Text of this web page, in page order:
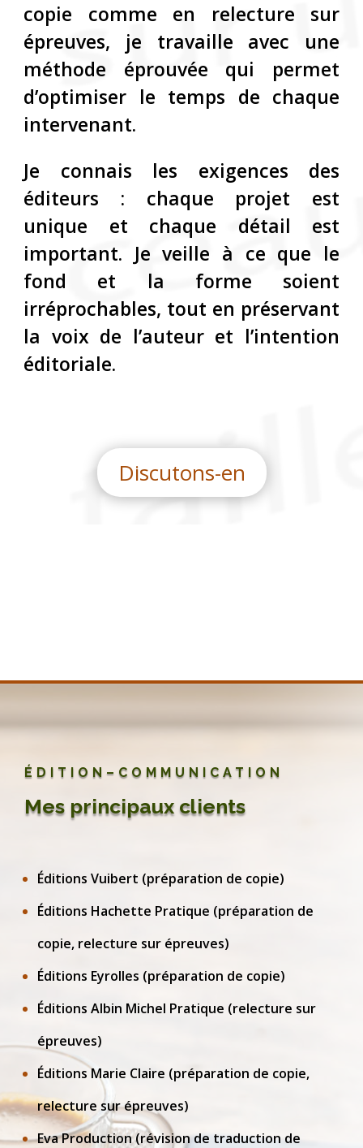
copie comme en relecture sur
épreuves, je travaille avec une
méthode éprouvée qui permet
d’optimiser le temps de chaque
intervenant.
Je connais les exigences des
éditeurs : chaque projet est
unique et chaque détail est
important. Je veille à ce que le
fond et la forme soient
irréprochables, tout en préservant
la voix de l’auteur et l’intention
éditoriale.
Discutons-en
ÉDITION–COMMUNICATION
Mes principaux clients
Éditions Vuibert (préparation de copie)
Éditions Hachette Pratique (préparation de
copie, relecture sur épreuves)
Éditions Eyrolles (préparation de copie)
Éditions Albin Michel Pratique (relecture sur
épreuves)
Éditions Marie Claire (préparation de copie,
relecture sur épreuves)
Eva Production (révision de traduction de